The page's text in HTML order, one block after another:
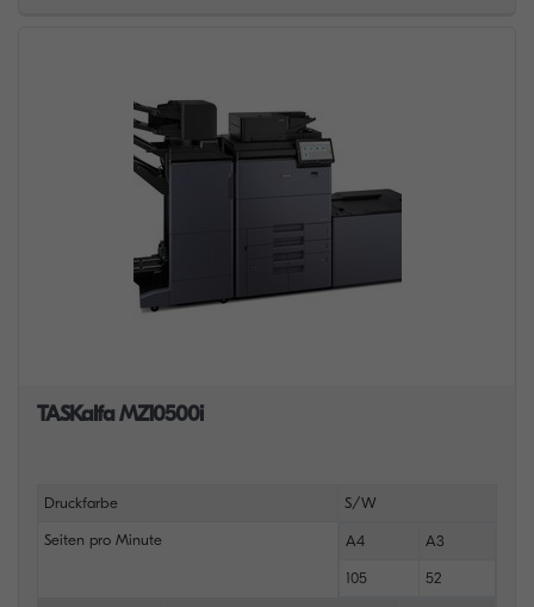
TASKalfa MZ10500i
Druckfarbe S/W
Seiten pro Minute A4 A3
105 52